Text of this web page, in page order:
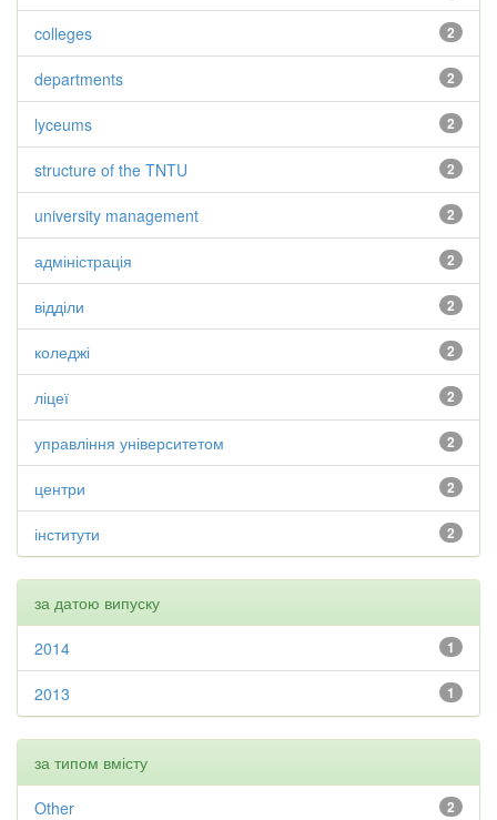
2
colleges
2
departments
2
lyceums
2
structure of the TNTU
2
university management
2
адміністрація
2
відділи
2
коледжі
2
ліцеї
2
управління університетом
2
центри
2
інститути
за датою випуску
1
2014
1
2013
за типом вмісту
2
Other